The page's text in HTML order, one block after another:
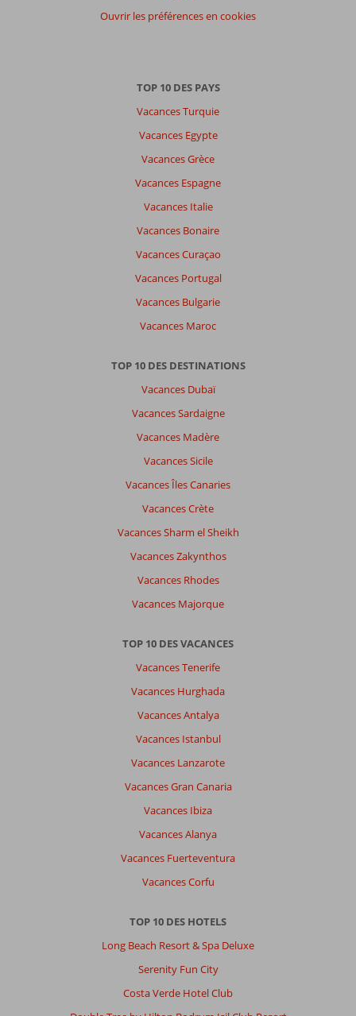
Ouvrir les préférences en cookies
TOP 10 DES PAYS
Vacances Turquie
Vacances Egypte
Vacances Grèce
Vacances Espagne
Vacances Italie
Vacances Bonaire
Vacances Curaçao
Vacances Portugal
Vacances Bulgarie
Vacances Maroc
TOP 10 DES DESTINATIONS
Vacances Dubaï
Vacances Sardaigne
Vacances Madère
Vacances Sicile
Vacances Îles Canaries
Vacances Crète
Vacances Sharm el Sheikh
Vacances Zakynthos
Vacances Rhodes
Vacances Majorque
TOP 10 DES VACANCES
Vacances Tenerife
Vacances Hurghada
Vacances Antalya
Vacances Istanbul
Vacances Lanzarote
Vacances Gran Canaria
Vacances Ibiza
Vacances Alanya
Vacances Fuerteventura
Vacances Corfu
TOP 10 DES HOTELS
Long Beach Resort & Spa Deluxe
Serenity Fun City
Costa Verde Hotel Club